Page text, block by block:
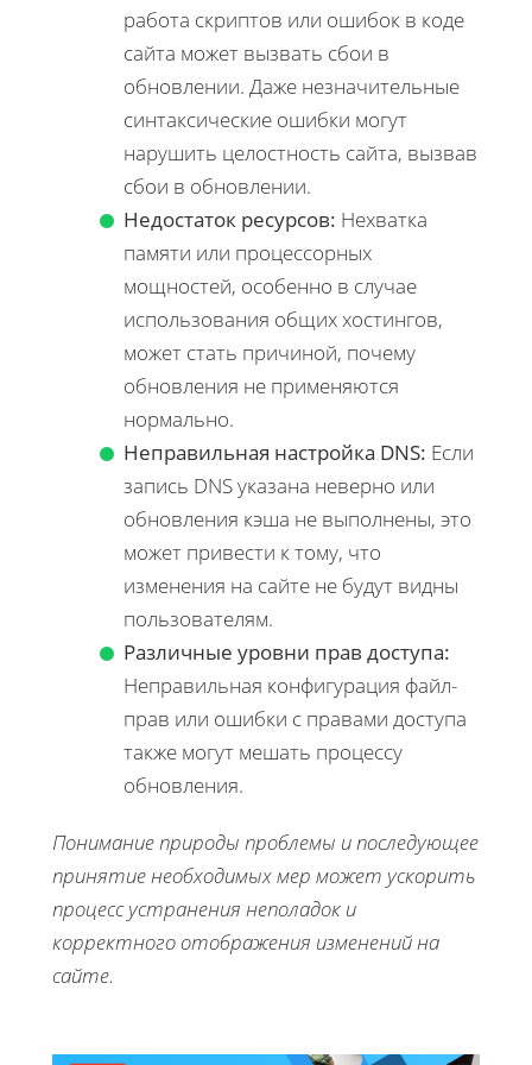
работа скриптов или ошибок в коде
сайта может вызвать сбои в
обновлении. Даже незначительные
синтаксические ошибки могут
нарушить целостность сайта, вызвав
сбои в обновлении.
Недостаток ресурсов: Нехватка
памяти или процессорных
мощностей, особенно в случае
использования общих хостингов,
может стать причиной, почему
обновления не применяются
нормально.
Неправильная настройка DNS: Если
запись DNS указана неверно или
обновления кэша не выполнены, это
может привести к тому, что
изменения на сайте не будут видны
пользователям.
Различные уровни прав доступа:
Неправильная конфигурация файл-
прав или ошибки с правами доступа
также могут мешать процессу
обновления.
Понимание природы проблемы и последующее
принятие необходимых мер может ускорить
процесс устранения неполадок и
корректного отображения изменений на
сайте.